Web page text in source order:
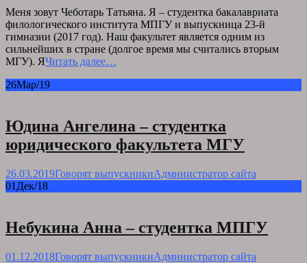
Меня зовут Чеботарь Татьяна. Я – студентка бакалавриата
филологического института МПГУ и выпускница 23-й
гимназии (2017 год). Наш факультет является одним из
сильнейших в стране (долгое время мы считались вторым
МГУ). ЯЧитать далее…
26Мар/19
Юдина Ангелина – студентка
юридического факультета МГУ
26.03.2019Говорят выпускникиАдминистратор сайта
01 Дек/18
Небукина Анна – студентка МПГУ
01.12.2018Говорят выпускникиАдминистратор сайта